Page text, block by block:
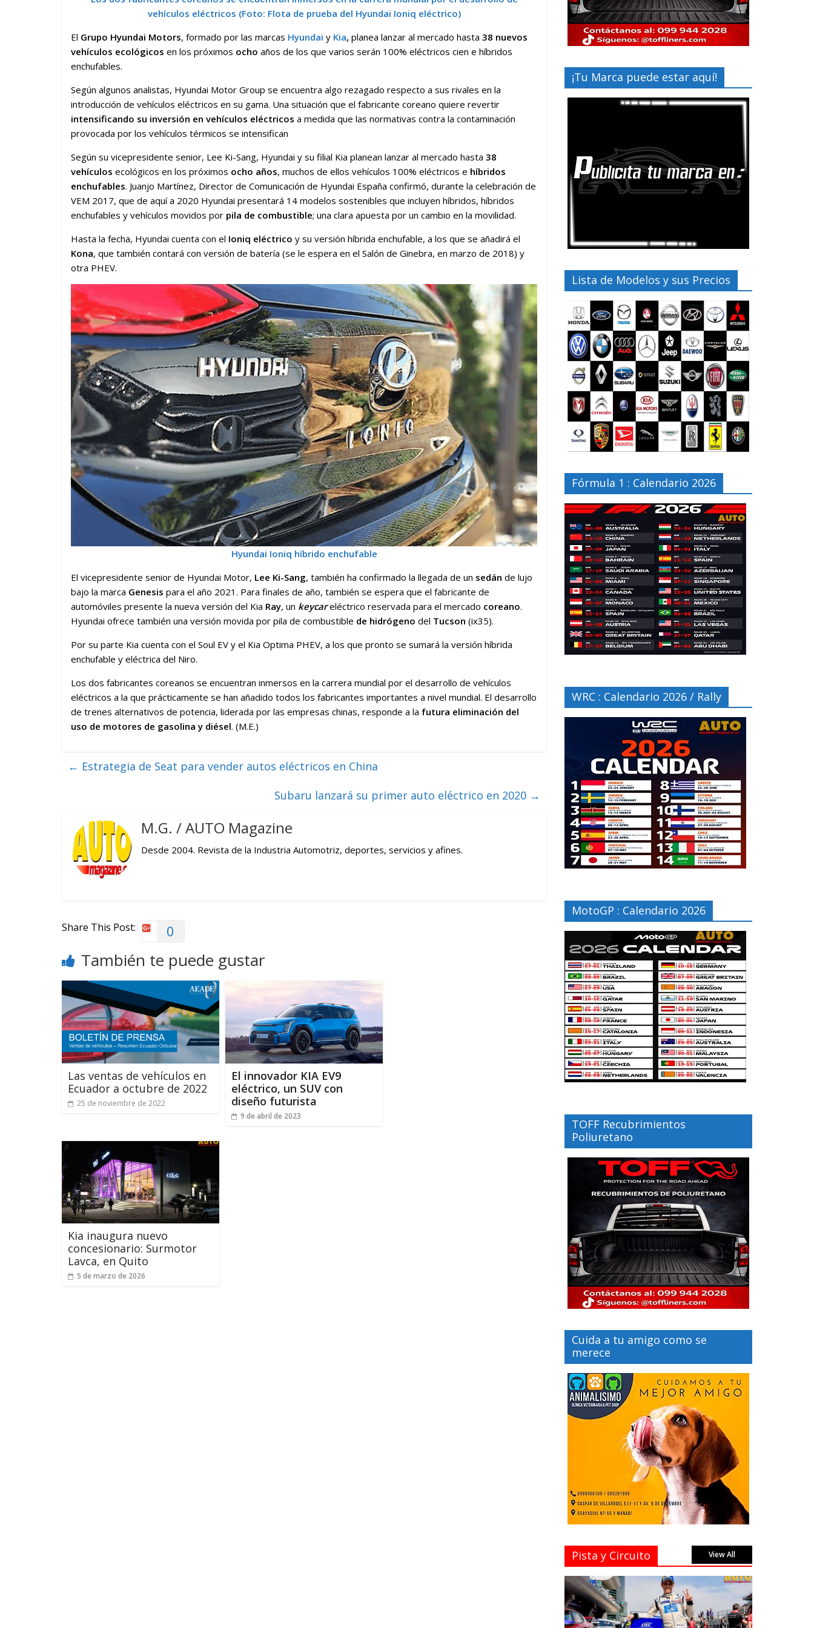
vehículos eléctricos (Foto: Flota de prueba del Hyundai Ioniq eléctrico)
El Grupo Hyundai Motors, formado por las marcas Hyundai y Kia, planea lanzar al mercado hasta 38 nuevos
vehículos ecológicos en los próximos ocho años de los que varios serán 100% eléctricos cien e híbridos
enchufables.
Según algunos analistas, Hyundai Motor Group se encuentra algo rezagado respecto a sus rivales en la
introducción de vehículos eléctricos en su gama. Una situación que el fabricante coreano quiere revertir
intensificando su inversión en vehículos eléctricos a medida que las normativas contra la contaminación
provocada por los vehículos térmicos se intensifican
Según su vicepresidente senior, Lee Ki-Sang, Hyundai y su filial Kia planean lanzar al mercado hasta 38
vehículos ecológicos en los próximos ocho años, muchos de ellos vehículos 100% eléctricos e híbridos
enchufables. Juanjo Martínez, Director de Comunicación de Hyundai España confirmó, durante la celebración de
VEM 2017, que de aquí a 2020 Hyundai presentará 14 modelos sostenibles que incluyen híbridos, híbridos
enchufables y vehículos movidos por pila de combustible; una clara apuesta por un cambio en la movilidad.
Hasta la fecha, Hyundai cuenta con el Ioniq eléctrico y su versión híbrida enchufable, a los que se añadirá el
Kona, que también contará con versión de batería (se le espera en el Salón de Ginebra, en marzo de 2018) y
otra PHEV.
Hyundai Ioniq híbrido enchufable
El vicepresidente senior de Hyundai Motor, Lee Ki-Sang, también ha confirmado la llegada de un sedán de lujo
bajo la marca Genesis para el año 2021. Para finales de año, también se espera que el fabricante de
automóviles presente la nueva versión del Kia Ray, un keycareléctrico reservada para el mercado coreano.
Hyundai ofrece también una versión movida por pila de combustible de hidrógeno del Tucson (ix35).
Por su parte Kia cuenta con el Soul EV y el Kia Optima PHEV, a los que pronto se sumará la versión híbrida
enchufable y eléctrica del Niro.
Los dos fabricantes coreanos se encuentran inmersos en la carrera mundial por el desarrollo de vehículos
eléctricos a la que prácticamente se han añadido todos los fabricantes importantes a nivel mundial. El desarrollo
de trenes alternativos de potencia, liderada por las empresas chinas, responde a la futura eliminación del
uso de motores de gasolina y diésel. (M.E.)
← Estrategia de Seat para vender autos eléctricos en China
Subaru lanzará su primer auto eléctrico en 2020 →
M.G. / AUTO Magazine
Desde 2004. Revista de la Industria Automotriz, deportes, servicios y afines.
Share This Post: 0
También te puede gustar
Las ventas de vehículos en
Ecuador a octubre de 2022
25 de noviembre de 2022
El innovador KIA EV9
eléctrico, un SUV con
diseño futurista
9 de abril de 2023
Kia inaugura nuevo
concesionario: Surmotor
Lavca, en Quito
5 de marzo de 2026
¡Tu Marca puede estar aquí!
Lista de Modelos y sus Precios
Fórmula 1 : Calendario 2026
WRC : Calendario 2026 / Rally
MotoGP : Calendario 2026
TOFF Recubrimientos
Poliuretano
Cuida a tu amigo como se
merece
Pista y Circuito View All